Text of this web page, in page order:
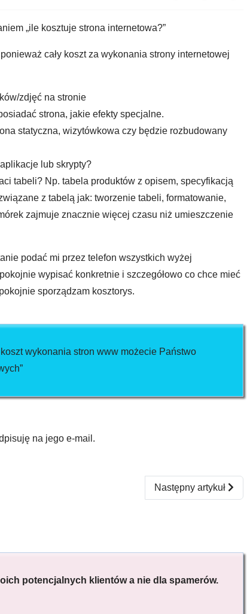
„ile kosztuje strona internetowa?”
cały koszt za wykonania strony internetowej
zdjęć na stronie
strona, jakie efekty specjalne.
statyczna, wizytówkowa czy będzie rozbudowany
lub skrypty?
tabeli? Np. tabela produktów z opisem, specyfikacją
z tabelą jak: tworzenie tabeli, formatowanie,
zajmuje znacznie więcej czasu niż umieszczenie
podać mi przez telefon wszystkich wyżej
wypisać konkretnie i szczegółowo co chce mieć
sporządzam kosztorys.
wykonania stron www możecie Państwo
na jego e-mail.
Następny artykuł: Co
Następny artykuł
potencjalnych klientów a nie dla spamerów.